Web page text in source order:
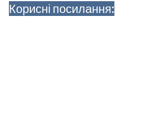
Корисні посилання: